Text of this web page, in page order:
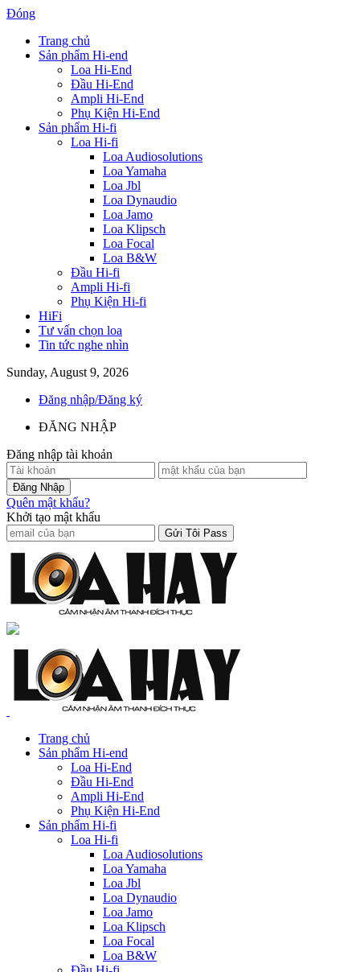
Đóng
Trang chủ
Sản phẩm Hi-end
Loa Hi-End
Đầu Hi-End
Ampli Hi-End
Phụ Kiện Hi-End
Sản phẩm Hi-fi
Loa Hi-fi
Loa Audiosolutions
Loa Yamaha
Loa Jbl
Loa Dynaudio
Loa Jamo
Loa Klipsch
Loa Focal
Loa B&W
Đầu Hi-fi
Ampli Hi-fi
Phụ Kiện Hi-fi
HiFi
Tư vấn chọn loa
Tin tức nghe nhìn
Sunday, August 9, 2026
Đăng nhập/Đăng ký
ĐĂNG NHẬP
Đăng nhập tài khoản
Quên mật khẩu?
Khởi tạo mật khẩu
Trang chủ
Sản phẩm Hi-end
Loa Hi-End
Đầu Hi-End
Ampli Hi-End
Phụ Kiện Hi-End
Sản phẩm Hi-fi
Loa Hi-fi
Loa Audiosolutions
Loa Yamaha
Loa Jbl
Loa Dynaudio
Loa Jamo
Loa Klipsch
Loa Focal
Loa B&W